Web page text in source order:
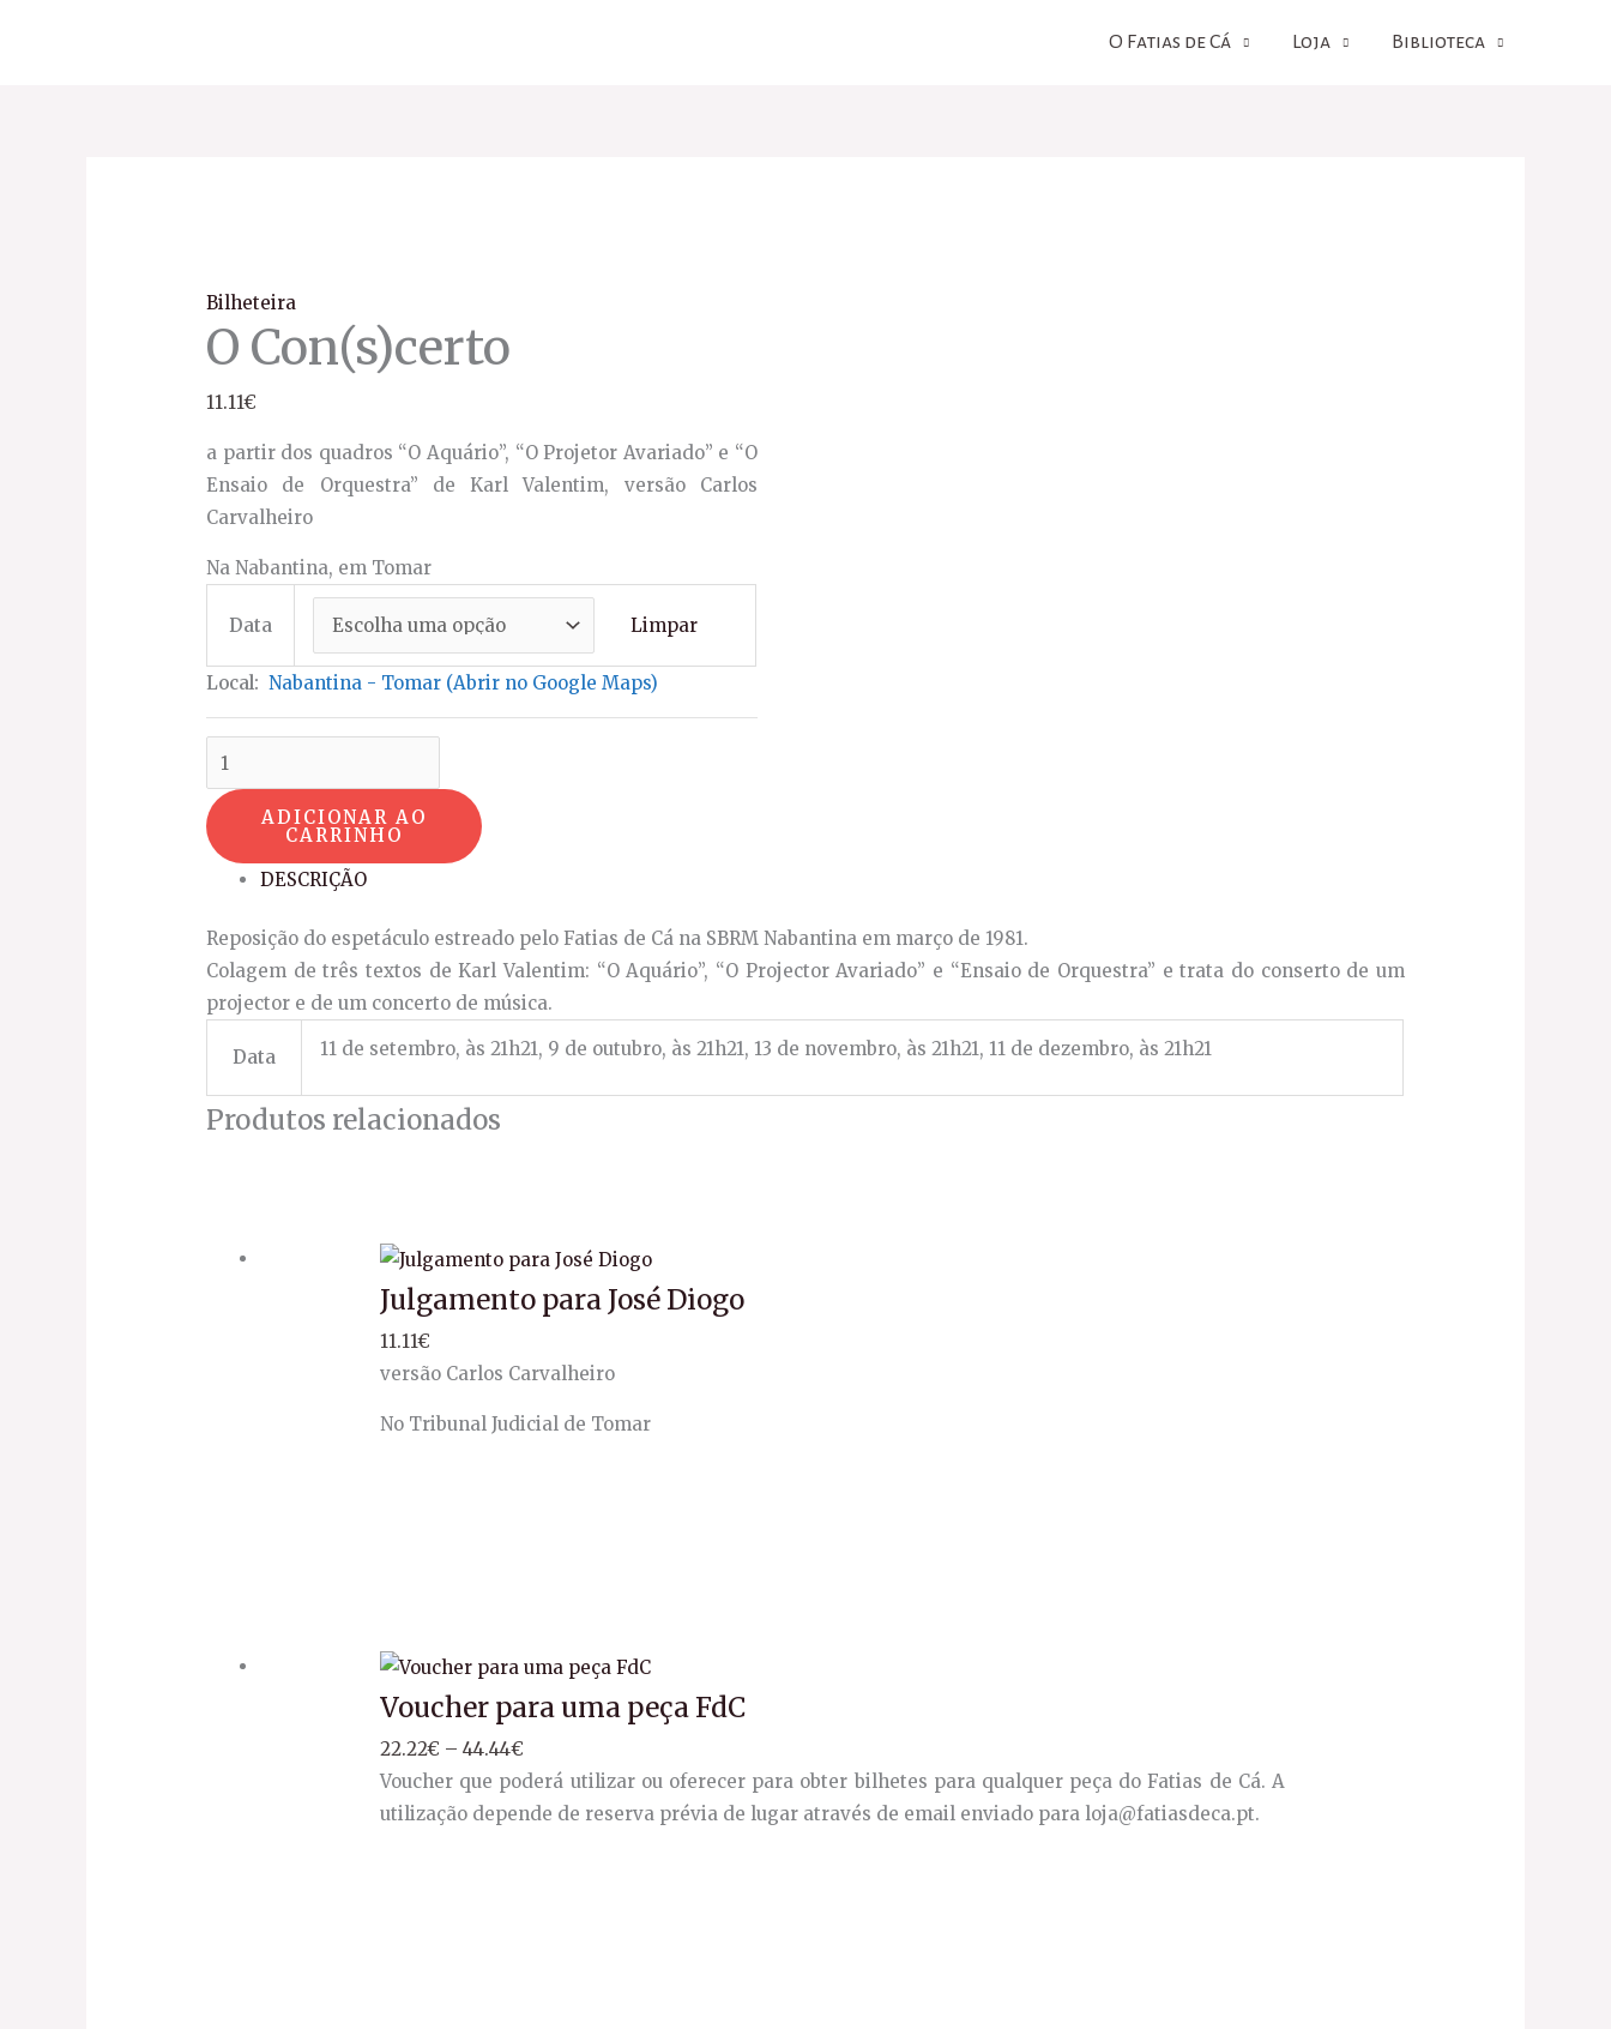
O Fatias de Cá Loja Biblioteca
Bilheteira
O Con(s)certo
11.11€
a partir dos quadros “O Aquário”, “O Projetor Avariado” e “O
Ensaio de Orquestra” de Karl Valentim, versão Carlos
Carvalheiro
Na Nabantina, em Tomar
Data Limpar
Local: Nabantina - Tomar (Abrir no Google Maps)
ADICIONAR AO
CARRINHO
DESCRIÇÃO
Reposição do espetáculo estreado pelo Fatias de Cá na SBRM Nabantina em março de 1981.
Colagem de três textos de Karl Valentim: “O Aquário”, “O Projector Avariado” e “Ensaio de Orquestra” e trata do conserto de um
projector e de um concerto de música.
Data 11 de setembro, às 21h21, 9 de outubro, às 21h21, 13 de novembro, às 21h21, 11 de dezembro, às 21h21
Produtos relacionados
Julgamento para José Diogo
11.11€
versão Carlos Carvalheiro
No Tribunal Judicial de Tomar
Voucher para uma peça FdC
22.22€ – 44.44€
Voucher que poderá utilizar ou oferecer para obter bilhetes para qualquer peça do Fatias de Cá. A
utilização depende de reserva prévia de lugar através de email enviado para loja@fatiasdeca.pt.